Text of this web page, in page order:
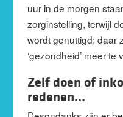
uur in de morgen
zorginstelling, terwijl
wordt genuttigd; daar
‘gezondheid’ meer te
Zelf doen of
redenen…